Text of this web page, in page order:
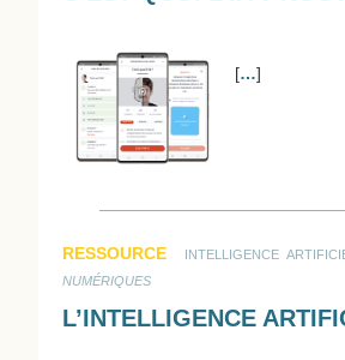
[…]
RESSOURCE INTELLIGENCE
NUMÉRIQUES
L’INTELLIGENCE